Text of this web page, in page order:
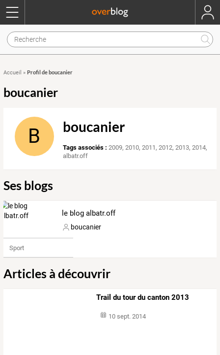
Accueil » Profil de boucanier
boucanier
B boucanier
Tags associés : 2009,2010,2011,2012,2013,2014,
albatr.off
Ses blogs
le blog albatr.off
boucanier
Sport
Articles à découvrir
Trail du tour du canton 2013
10 sept. 2014